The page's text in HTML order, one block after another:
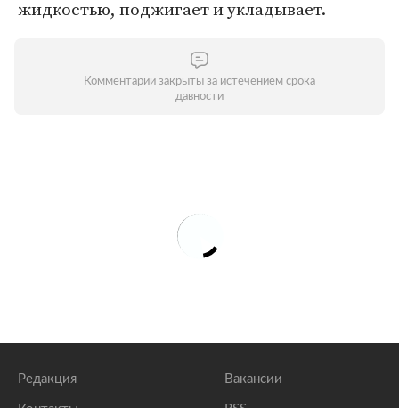
жидкостью, поджигает и укладывает.
Комментарии закрыты за истечением срока
давности
Редакция Вакансии